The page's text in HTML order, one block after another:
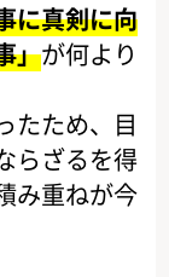
に真剣に向
」が何より
たため、目
らざるを得
み重ねが今